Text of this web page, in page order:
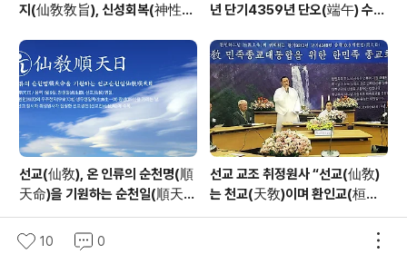
지(仙敎敎旨), 신성회복(神性回
열린학당
년 단기4359년 단오(端午) 수릿
사님 신성교화법문
선교(仙敎), 온 인류의 순천명(順
天命)을 기원하는 순천일(順天
日) 기념법회 / “1.9 인류의 날” 제
정반포
선교 교조 취정원사 “선교(仙敎)
는 천교(天敎)이며 환인교(桓因
敎)이다” - 「선교학」강론
10 0